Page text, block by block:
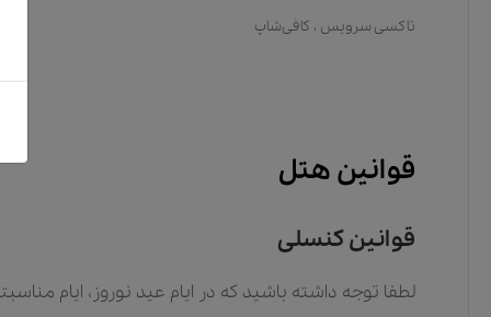
تاکسی سرویس ، کافی‌شاپ
قوانین هتل
قوانین کنسلی
لطفا توجه داشته باشید که در ایام عید نوروز، ایام